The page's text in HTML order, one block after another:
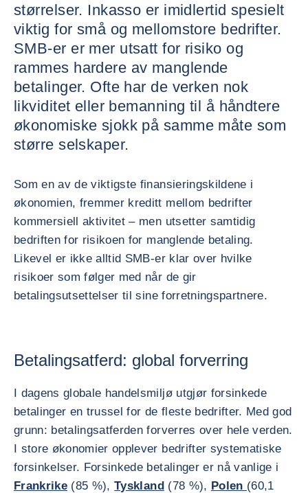
størrelser. Inkasso er imidlertid spesielt
viktig for små og mellomstore bedrifter.
SMB-er er mer utsatt for risiko og
rammes hardere av manglende
betalinger. Ofte har de verken nok
likviditet eller bemanning til å håndtere
økonomiske sjokk på samme måte som
større selskaper.
Som en av de viktigste finansieringskildene i
økonomien, fremmer kreditt mellom bedrifter
kommersiell aktivitet – men utsetter samtidig
bedriften for risikoen for manglende betaling.
Likevel er ikke alltid SMB-er klar over hvilke
risikoer som følger med når de gir
betalingsutsettelser til sine forretningspartnere.
Betalingsatferd: global forverring
I dagens globale handelsmiljø utgjør forsinkede
betalinger en trussel for de fleste bedrifter. Med god
grunn: betalingsatferden forverres over hele verden.
I store økonomier opplever bedrifter systematiske
forsinkelser. Forsinkede betalinger er nå vanlige i
Frankrike (85 %),Tyskland(78 %), Polen (60,1